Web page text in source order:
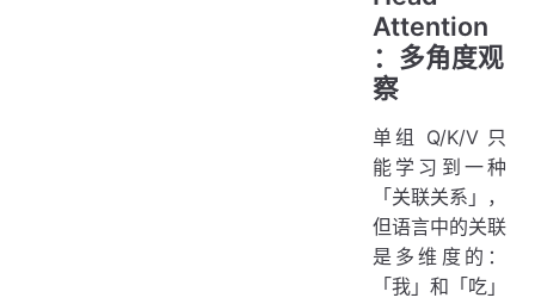
Attention
：多角度观
察
单组 Q/K/V 只
能学习到一种
「关联关系」，
但语言中的关联
是多维度的：
「我」和「吃」